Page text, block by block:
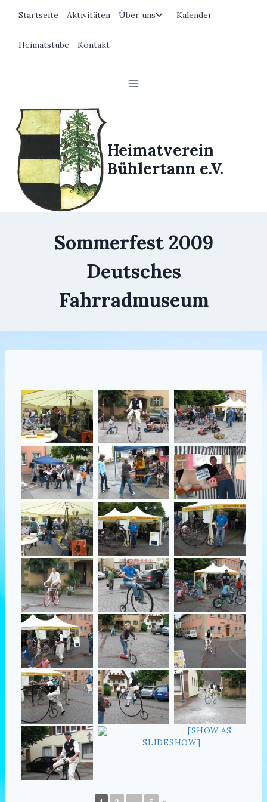
springen
Startseite Aktivitäten Über uns
Untermenü
Kalender
Heimatstube Kontakt
Heimatverein
Bühlertann e.V.
Sommerfest 2009
Deutsches
Fahrradmuseum
[SHOW AS
SLIDESHOW]